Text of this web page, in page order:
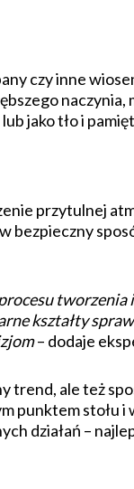
czy inne
jako tło i
przytulnej
kształty
– dodaje
ale też
punktem stołu i
działań –